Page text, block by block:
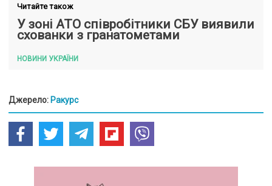
Читайте також
У зоні АТО співробітники СБУ виявили
схованки з гранатометами
НОВИНИ УКРАЇНИ
Джерело: Ракурс